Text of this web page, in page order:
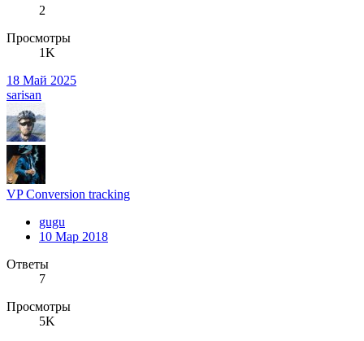
2
Просмотры
1K
18 Май 2025
sarisan
VP Conversion tracking
gugu
10 Мар 2018
Ответы
7
Просмотры
5K